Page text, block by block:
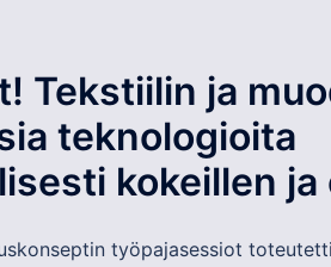
Tekstiilin ja
teknologioita
kokeillen ja
työpajasessiot